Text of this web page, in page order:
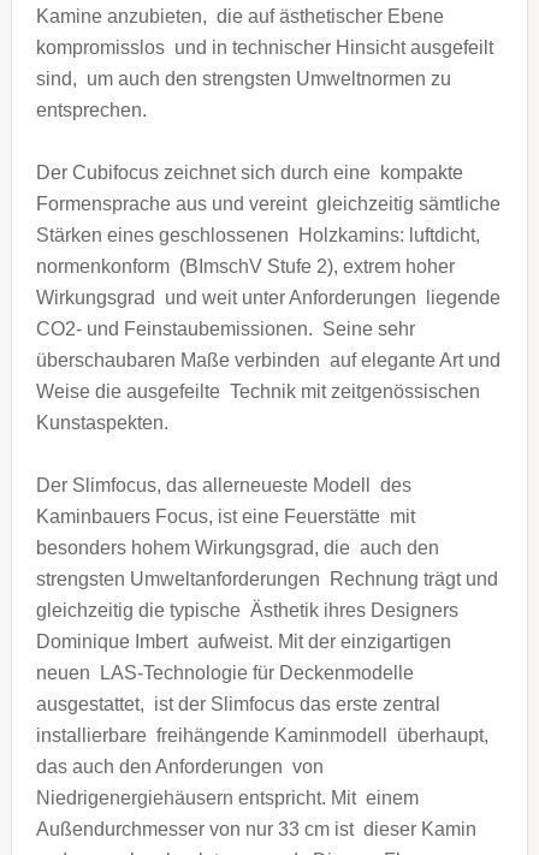
Kamine anzubieten, die auf ästhetischer Ebene
kompromisslos und in technischer Hinsicht ausgefeilt
sind, um auch den strengsten Umweltnormen zu
entsprechen.
Der Cubifocus zeichnet sich durch eine kompakte
Formensprache aus und vereint gleichzeitig sämtliche
Stärken eines geschlossenen Holzkamins: luftdicht,
normenkonform (BImschV Stufe 2), extrem hoher
Wirkungsgrad und weit unter Anforderungen liegende
CO2- und Feinstaubemissionen. Seine sehr
überschaubaren Maße verbinden auf elegante Art und
Weise die ausgefeilte Technik mit zeitgenössischen
Kunstaspekten.
Der Slimfocus, das allerneueste Modell des
Kaminbauers Focus, ist eine Feuerstätte mit
besonders hohem Wirkungsgrad, die auch den
strengsten Umweltanforderungen Rechnung trägt und
gleichzeitig die typische Ästhetik ihres Designers
Dominique Imbert aufweist. Mit der einzigartigen
neuen LAS-Technologie für Deckenmodelle
ausgestattet, ist der Slimfocus das erste zentral
installierbare freihängende Kaminmodell überhaupt,
das auch den Anforderungen von
Niedrigenergiehäusern entspricht. Mit einem
Außendurchmesser von nur 33 cm ist dieser Kamin